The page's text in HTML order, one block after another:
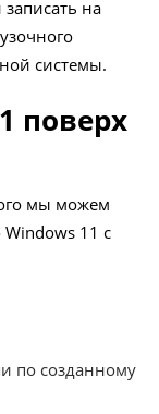
на
системы.
поверх
мы можем
11 с
по созданному